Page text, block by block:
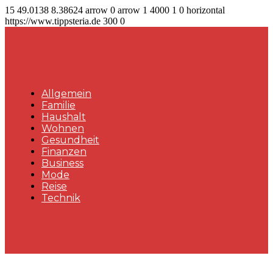
15 49.0138 8.38624 arrow 0 arrow 1 4000 1 0 horizontal
https://www.tippsteria.de 300 0
Allgemein
Familie
Haushalt
Wohnen
Gesundheit
Finanzen
Business
Mode
Reise
Technik